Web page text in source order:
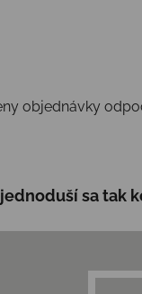
objednávky
sa tak